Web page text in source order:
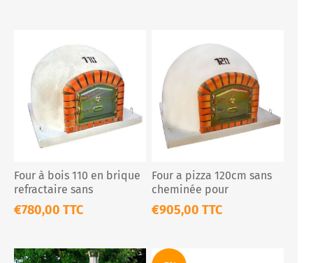
Four à bois 110 en brique
refractaire sans
cheminée
€780,00 TTC
Four a pizza 120cm sans
cheminée pour
l'extérieur
€905,00 TTC